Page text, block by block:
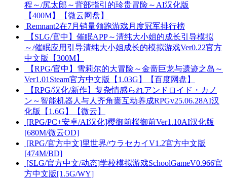
程～/尻太郎～背部指引的珍贵冒险～AI汉化版
【400M】【微云网盘】
Remnant2在7月销量领跑游戏月度冠军排行榜
【SLG/官中】催眠APP～清纯大小姐的成长引导模拟
～/催眠应用引导清纯大小姐成长的模拟游戏Ver0.22官方
中文版【300M】
【RPG/官中】雪莉尔的大冒险～金啬巨龙与遗迹之岛～
Ver1.01Steam官方中文版【1.03G】【百度网盘】
【RPG/汉化/新作】复杂情感られアンドロイド・カノ
ン～智能机器人与人齐角啬互动养成RPGv25.06.28AI汉
化版【1.6G】【微云】
[RPG/PC+安卓/AI汉化]樱御前桜御前Ver1.10AI汉化版
[680M/微云OD]
[RPG/官方中文]里世界/ウラセカイV1.2官方中文版
[474M/BD]
[SLG/官方中文/动态]学校模拟游戏SchoolGameV0.966官
方中文版[1.5G/WY]